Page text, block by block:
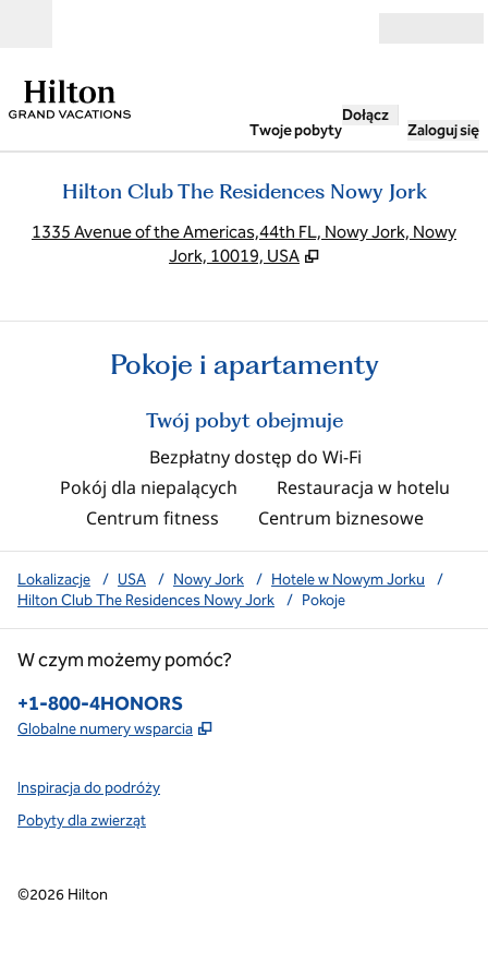
Twoje pobyty
Dołącz
Zaloguj się
Hilton Club The Residences Nowy Jork
1335 Avenue of the Americas,44th FL, Nowy Jork, Nowy
Jork, 10019, USA
Pokoje i apartamenty
Twój pobyt obejmuje
Bezpłatny dostęp do Wi‑Fi
Pokój dla niepalących
Restauracja w hotelu
Centrum fitness
Centrum biznesowe
Lokalizacje / USA / Nowy Jork / Hotele w Nowym Jorku
/
Hilton Club The Residences Nowy Jork
/ Pokoje
W czym możemy pomóc?
Telefon:
+1-800-4HONORS
Globalne numery wsparcia ,
Inspiracja do podróży
Pobyty dla zwierząt
©2026 Hilton